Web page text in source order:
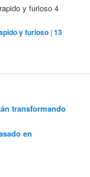
y furioso 4
y furioso |13
transformando
en